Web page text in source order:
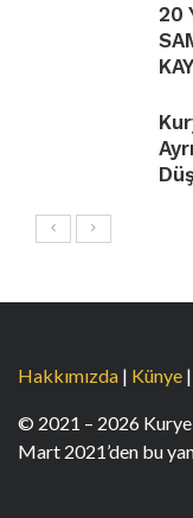
20
Hakkımızda | Künye |
© 2021 – 2026 Kurye
Mart 2021’den bu